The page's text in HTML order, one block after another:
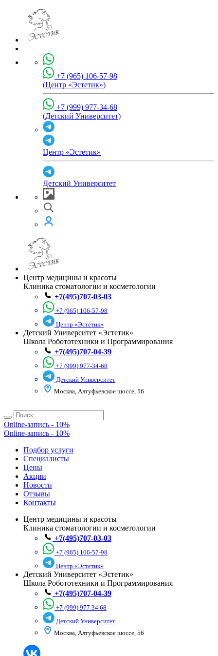
+7 (965) 106-57-98
(Центр «Эстетик»)
+7 (999) 977-34-68
(Детский Университет)
Центр «Эстетик»
Детский Университет
Центр медицины и красоты
Клиника стоматологии и косметологии
+7(495)707-03-03
+7 (965) 106-57-98
Центр «Эстетик»
Детский Университет «Эстетик»
Школа Робототехники и Программирования
+7(495)707-04-39
+7 (999) 977-34-68
Детский Университет
Москва, Алтуфьевское шоссе, 56
Online-запись - 10%
Online-запись - 10%
Подбор услуги
Специалисты
Цены
Акции
Новости
Отзывы
Контакты
Центр медицины и красоты
Клиника стоматологии и косметологии
+7(495)707-03-03
+7 (965) 106-57-98
Центр «Эстетик»
Детский Университет «Эстетик»
Школа Робототехники и Программирования
+7(495)707-04-39
+7 (999) 977 34 68
Детский Университет
Москва, Алтуфьевское шоссе, 56